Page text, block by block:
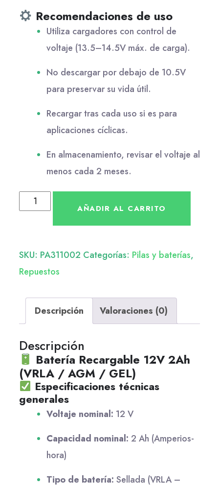
Recomendaciones de uso
Utiliza cargadores con control de
voltaje (13.5–14.5V máx. de carga).
No descargar por debajo de 10.5V
para preservar su vida útil.
Recargar tras cada uso si es para
aplicaciones cíclicas.
En almacenamiento, revisar el voltaje al
menos cada 2 meses.
AÑADIR AL CARRITO
SKU: PA311002 Categorías: Pilas y baterías,
Repuestos
Descripción Valoraciones (0)
Descripción
Batería Recargable 12V 2Ah
(VRLA / AGM / GEL)
Especificaciones técnicas
generales
Voltaje nominal: 12 V
Capacidad nominal: 2 Ah (Amperios-
hora)
Tipo de batería: Sellada (VRLA –